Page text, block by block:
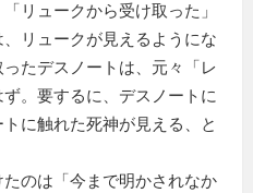
リュークから受け取った」
リュークが見えるようにな
たデスノートは、元々「レ
。要するに、デスノートに
に触れた死神が見える、と
のは「今まで明かされなか